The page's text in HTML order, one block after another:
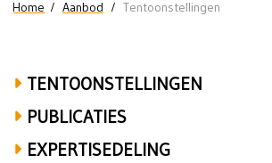
U bent hier
Home Aanbod Tentoonstellingen
TENTOONSTELLINGEN
PUBLICATIES
EXPERTISEDELING